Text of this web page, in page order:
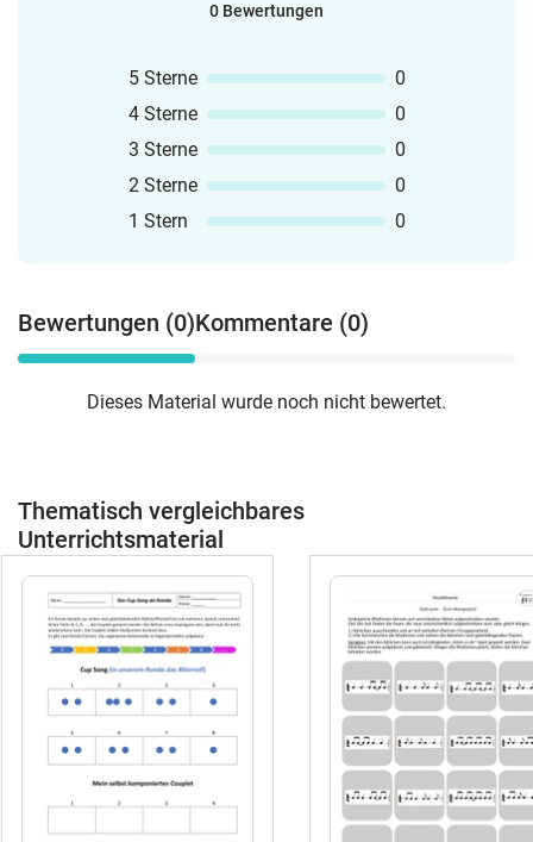
0 Bewertungen
5 Sterne
0
4 Sterne
0
3 Sterne
0
2 Sterne
0
1 Stern
0
Bewertungen (0)Kommentare (0)
Dieses Material wurde noch nicht bewertet.
Thematisch vergleichbares
Unterrichtsmaterial